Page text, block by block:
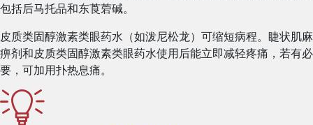
包括后马托品和东莨菪碱。
皮质类固醇激素类眼药水（如泼尼松龙）可缩短病程。睫状肌麻
痹剂和皮质类固醇激素类眼药水使用后能立即减轻疼痛，若有必
要，可加用扑热息痛。